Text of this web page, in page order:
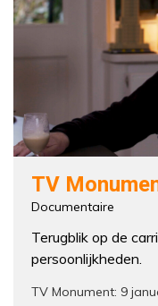
TV
Documentaire
Terugblik op de
persoonlijkheden.
TV Monument: 9